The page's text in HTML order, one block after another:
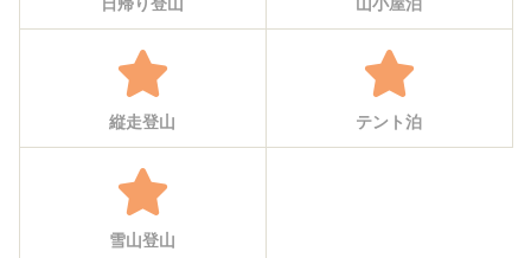
縦走登山 テント泊
雪山登山